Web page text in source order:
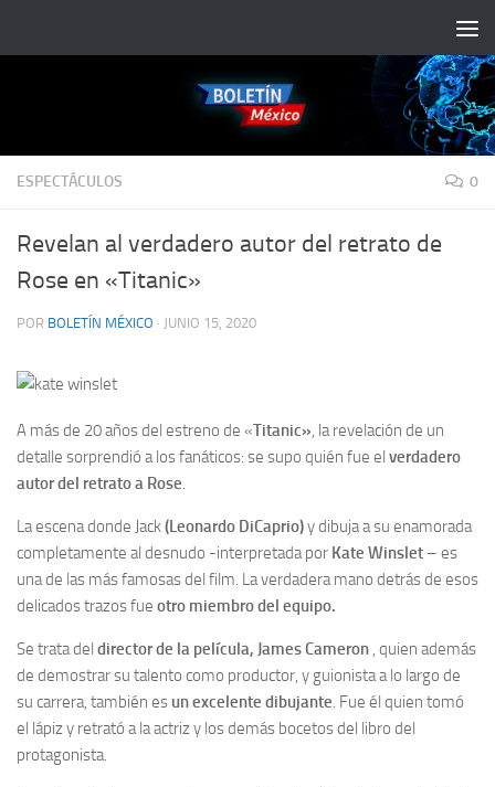
ESPECTÁCULOS 0
Revelan al verdadero autor del retrato de
Rose en «Titanic»
POR BOLETÍN MÉXICO · JUNIO 15, 2020
A más de 20 años del estreno de «Titanic», la revelación de un
detalle sorprendió a los fanáticos: se supo quién fue el verdadero
autor del retrato a Rose.
La escena donde Jack(Leonardo DiCaprio)y dibuja a su enamorada
completamente al desnudo -interpretada por Kate Winslet – es
una de las más famosas del film. La verdadera mano detrás de esos
delicados trazos fue otro miembro del equipo.
Se trata del director de la película, James Cameron , quien además
de demostrar su talento como productor, y guionista a lo largo de
su carrera, también es un excelente dibujante. Fue él quien tomó
el lápiz y retrató a la actriz y los demás bocetos del libro del
protagonista.